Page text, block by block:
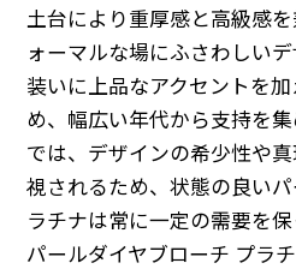
土台により重厚感と高級感
ォーマルな場にふさわしいデ
装いに上品なアクセントを
め、幅広い年代から支持を
では、デザインの希少性や
視されるため、状態の良い
ラチナは常に一定の需要を
パールダイヤブローチ プラ